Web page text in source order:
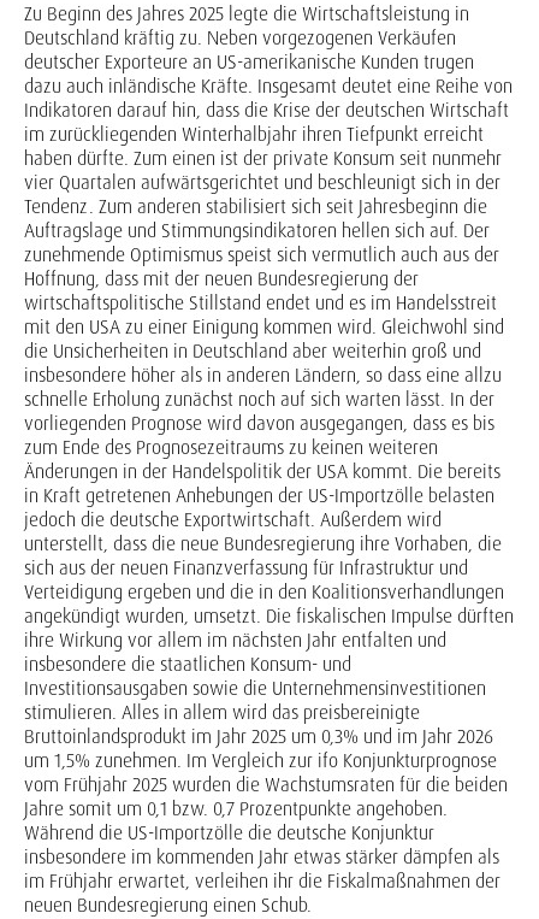
Zu Beginn des Jahres 2025 legte die Wirtschaftsleistung in
Deutschland kräftig zu. Neben vorgezogenen Verkäufen
deutscher Exporteure an US-amerikanische Kunden trugen
dazu auch inländische Kräfte. Insgesamt deutet eine Reihe von
Indikatoren darauf hin, dass die Krise der deutschen Wirtschaft
im zurückliegenden Winterhalbjahr ihren Tiefpunkt erreicht
haben dürfte. Zum einen ist der private Konsum seit nunmehr
vier Quartalen aufwärtsgerichtet und beschleunigt sich in der
Tendenz. Zum anderen stabilisiert sich seit Jahresbeginn die
Auftragslage und Stimmungsindikatoren hellen sich auf. Der
zunehmende Optimismus speist sich vermutlich auch aus der
Hoffnung, dass mit der neuen Bundesregierung der
wirtschaftspolitische Stillstand endet und es im Handelsstreit
mit den USA zu einer Einigung kommen wird. Gleichwohl sind
die Unsicherheiten in Deutschland aber weiterhin groß und
insbesondere höher als in anderen Ländern, so dass eine allzu
schnelle Erholung zunächst noch auf sich warten lässt. In der
vorliegenden Prognose wird davon ausgegangen, dass es bis
zum Ende des Prognosezeitraums zu keinen weiteren
Änderungen in der Handelspolitik der USA kommt. Die bereits
in Kraft getretenen Anhebungen der US-Importzölle belasten
jedoch die deutsche Exportwirtschaft. Außerdem wird
unterstellt, dass die neue Bundesregierung ihre Vorhaben, die
sich aus der neuen Finanzverfassung für Infrastruktur und
Verteidigung ergeben und die in den Koalitionsverhandlungen
angekündigt wurden, umsetzt. Die fiskalischen Impulse dürften
ihre Wirkung vor allem im nächsten Jahr entfalten und
insbesondere die staatlichen Konsum- und
Investitionsausgaben sowie die Unternehmensinvestitionen
stimulieren. Alles in allem wird das preisbereinigte
Bruttoinlandsprodukt im Jahr 2025 um 0,3% und im Jahr 2026
um 1,5% zunehmen. Im Vergleich zur ifo Konjunkturprognose
vom Frühjahr 2025 wurden die Wachstumsraten für die beiden
Jahre somit um 0,1 bzw. 0,7 Prozentpunkte angehoben.
Während die US-Importzölle die deutsche Konjunktur
insbesondere im kommenden Jahr etwas stärker dämpfen als
im Frühjahr erwartet, verleihen ihr die Fiskalmaßnahmen der
neuen Bundesregierung einen Schub.